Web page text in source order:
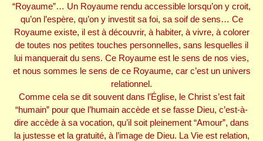
“Royaume”… Un Royaume rendu accessible lorsqu’on y croit,
qu’on l’espère, qu’on y investit sa foi, sa soif de sens… Ce
Royaume existe, il est à découvrir, à habiter, à vivre, à colorer
de toutes nos petites touches personnelles, sans lesquelles il
lui manquerait du sens. Ce Royaume est le sens de nos vies,
et nous sommes le sens de ce Royaume, car c’est un univers
relationnel.
Comme cela se dit souvent dans l’Église, le Christ s’est fait
“humain” pour que l’humain accède et se fasse Dieu, c’est-à-
dire accède à sa vocation, qu’il soit pleinement “Amour”, dans
la justesse et la gratuité, à l’image de Dieu. La Vie est relation,